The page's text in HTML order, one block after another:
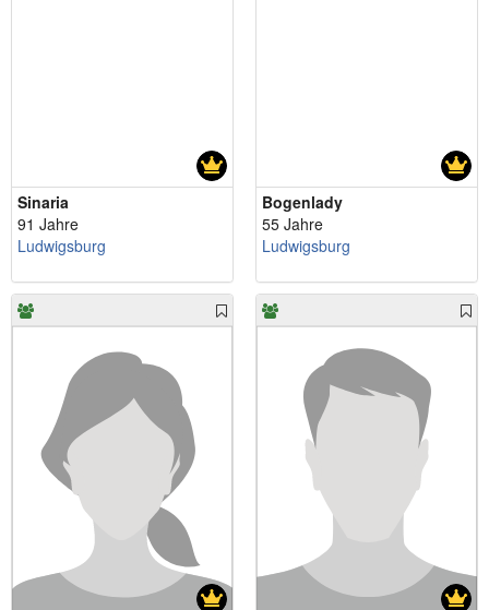
Sinaria
91 Jahre
Ludwigsburg
Bogenlady
55 Jahre
Ludwigsburg